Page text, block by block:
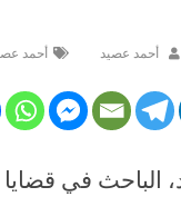
أحمد عصيد أحمد
في قضايا